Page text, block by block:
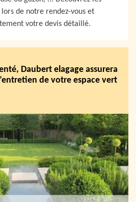
de notre rendez-vous et
votre devis détaillé.
Daubert elagage assurera
de votre espace vert